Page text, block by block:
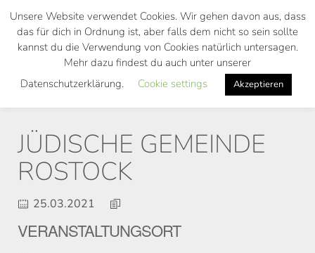
Skip
main
JÜDISCHE GEMEINDE
ROSTOCK
25.03.2021
VERANSTALTUNGSORT
Unsere Website verwendet Cookies. Wir gehen davon aus, dass
das für dich in Ordnung ist, aber falls dem nicht so sein sollte
kannst du die Verwendung von Cookies natürlich untersagen.
Mehr dazu findest du auch unter unserer
Datenschutzerklärung.
Cookie settings Akzeptieren